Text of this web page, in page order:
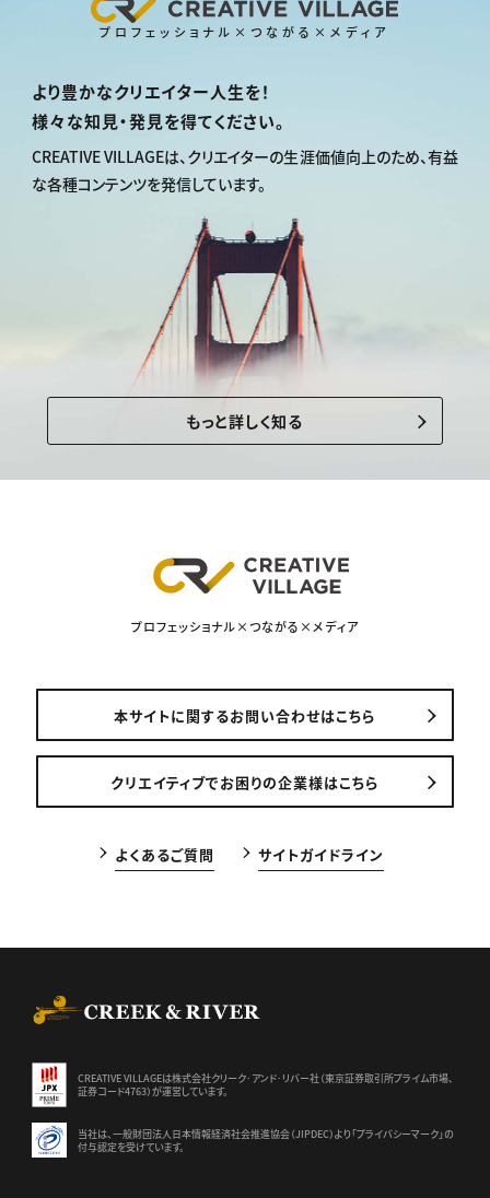
プロフェッショナル×つながる×メディア
より豊かなクリエイター人生を！
様々な知見・発見を得てください。
CREATIVE VILLAGEは、クリエイターの生涯価値向上のため、有益
な各種コンテンツを発信しています。
もっと詳しく知る
プロフェッショナル×つながる×メディア
本サイトに関するお問い合わせはこちら
クリエイティブでお困りの企業様はこちら
よくあるご質問 サイトガイドライン
CREATIVE VILLAGEは株式会社クリーク･アンド･リバー社（東京証券取引所プライム市場、
証券コード4763）が運営しています。
当社は、一般財団法人日本情報経済社会推進協会（JIPDEC）より 「プライバシーマーク」の
付与認定を受けています。